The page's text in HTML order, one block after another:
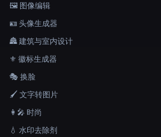
🖼️ 图像编辑
🪪 头像生成器
🏯 建筑与室内设计
⚜️ 徽标生成器
🎭 换脸
🖌️ 文字转图片
👩‍🎤 时尚
💧 水印去除剂